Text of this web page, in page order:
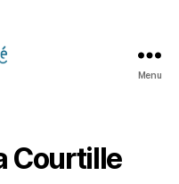
Menu
Courtille